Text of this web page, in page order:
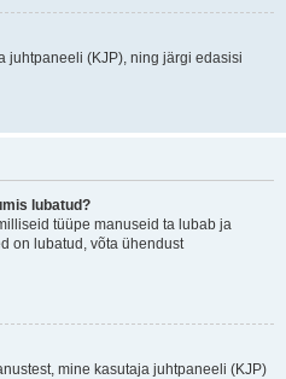
juhtpaneeli (KJP), ning järgi edasisi
lubatud?
tüüpe manuseid ta lubab ja
on lubatud, võta ühendust
mine kasutaja juhtpaneeli (KJP)